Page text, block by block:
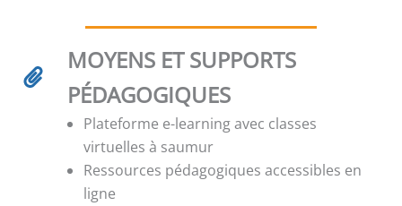
MOYENS ET SUPPORTS
PÉDAGOGIQUES
Plateforme e-learning avec classes
virtuelles à saumur
Ressources pédagogiques accessibles en
ligne